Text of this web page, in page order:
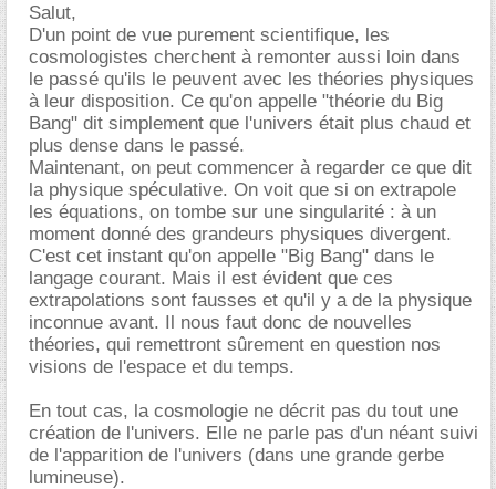
Salut,
D'un point de vue purement scientifique, les
cosmologistes cherchent à remonter aussi loin dans
le passé qu'ils le peuvent avec les théories physiques
à leur disposition. Ce qu'on appelle "théorie du Big
Bang" dit simplement que l'univers était plus chaud et
plus dense dans le passé.
Maintenant, on peut commencer à regarder ce que dit
la physique spéculative. On voit que si on extrapole
les équations, on tombe sur une singularité : à un
moment donné des grandeurs physiques divergent.
C'est cet instant qu'on appelle "Big Bang" dans le
langage courant. Mais il est évident que ces
extrapolations sont fausses et qu'il y a de la physique
inconnue avant. Il nous faut donc de nouvelles
théories, qui remettront sûrement en question nos
visions de l'espace et du temps.
En tout cas, la cosmologie ne décrit pas du tout une
création de l'univers. Elle ne parle pas d'un néant suivi
de l'apparition de l'univers (dans une grande gerbe
lumineuse).